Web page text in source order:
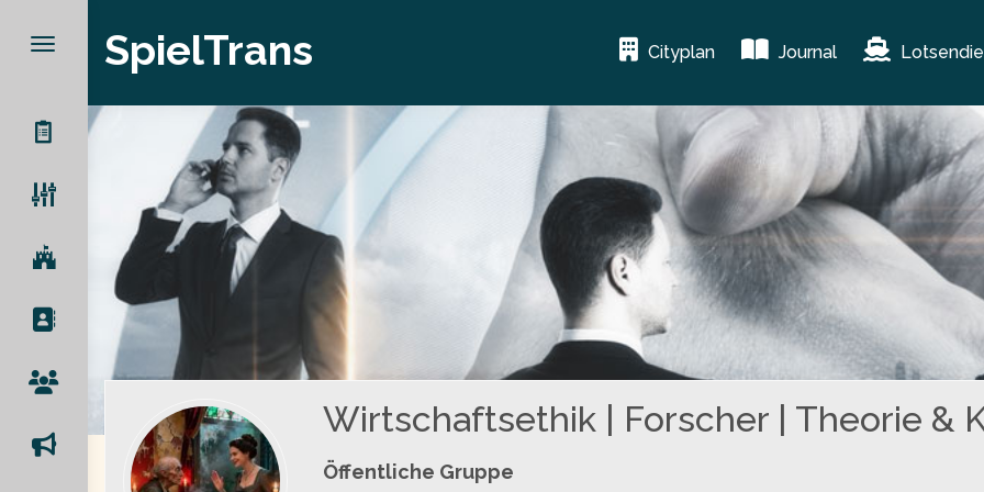
SpielTrans Cityplan Journal
Wirtschaftsethik | Forscher | Theorie &
Öffentliche Gruppe